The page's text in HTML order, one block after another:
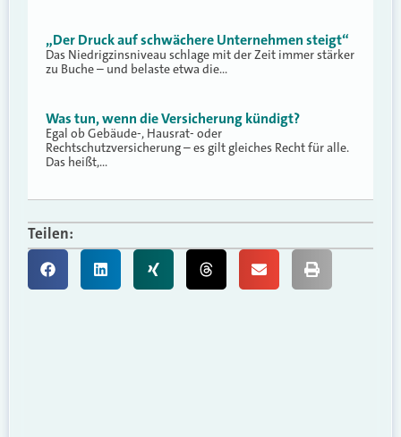
„Der Druck auf schwächere Unternehmen steigt“
Das Niedrigzinsniveau schlage mit der Zeit immer stärker
zu Buche – und belaste etwa die…
Was tun, wenn die Versicherung kündigt?
Egal ob Gebäude-, Hausrat- oder
Rechtschutzversicherung – es gilt gleiches Recht für alle.
Das heißt,…
Teilen: